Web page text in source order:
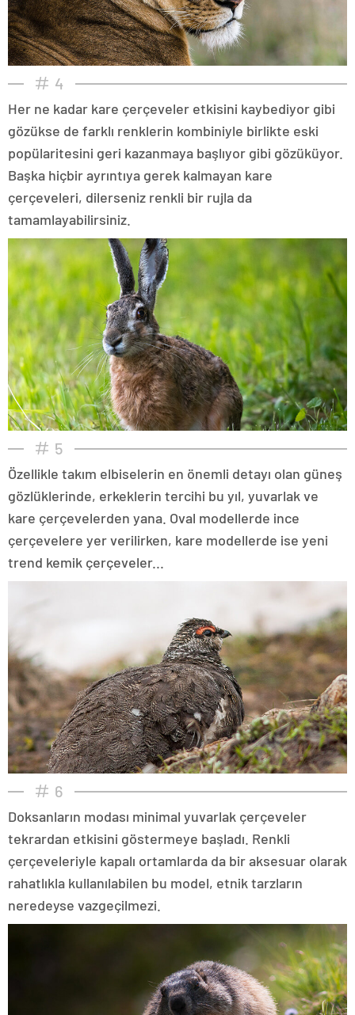
4
Her ne kadar kare çerçeveler etkisini kaybediyor gibi
gözükse de farklı renklerin kombiniyle birlikte eski
popülaritesini geri kazanmaya başlıyor gibi gözüküyor.
Başka hiçbir ayrıntıya gerek kalmayan kare
çerçeveleri, dilerseniz renkli bir rujla da
tamamlayabilirsiniz.
5
Özellikle takım elbiselerin en önemli detayı olan güneş
gözlüklerinde, erkeklerin tercihi bu yıl, yuvarlak ve
kare çerçevelerden yana. Oval modellerde ince
çerçevelere yer verilirken, kare modellerde ise yeni
trend kemik çerçeveler...
6
Doksanların modası minimal yuvarlak çerçeveler
tekrardan etkisini göstermeye başladı. Renkli
çerçeveleriyle kapalı ortamlarda da bir aksesuar olarak
rahatlıkla kullanılabilen bu model, etnik tarzların
neredeyse vazgeçilmezi.